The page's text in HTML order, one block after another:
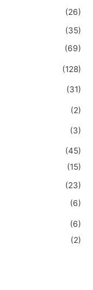
(26)
(35)
(69)
(128)
(31)
(2)
(3)
(45)
(15)
(23)
(6)
(6)
(2)